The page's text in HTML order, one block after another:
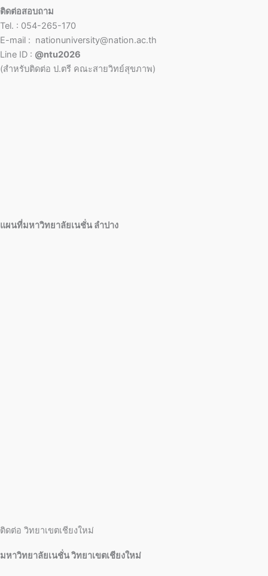
ติดต่อสอบถาม
Tel. : 054-265-170
E-mail : nationuniversity@nation.ac.th
Line ID : @ntu2026
(สำหรับติดต่อ ป.ตรี คณะสายวิทย์สุขภาพ)
แผนที่มหาวิทยาลัยเนชั่น ลำปาง
ติดต่อ วิทยาเขตเชียงใหม่
มหาวิทยาลัยเนชั่น วิทยาเขตเชียงใหม่